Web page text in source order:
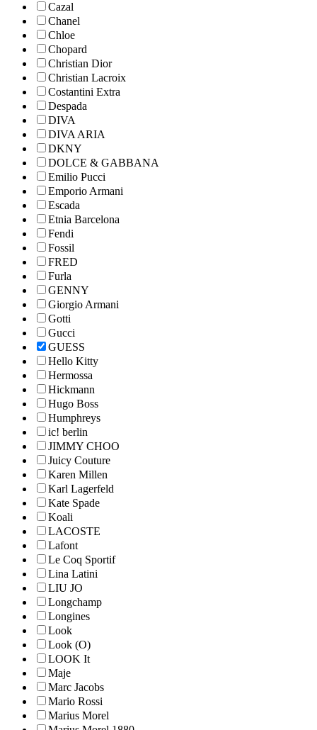
Cazal
Chanel
Chloe
Chopard
Christian Dior
Christian Lacroix
Costantini Extra
Despada
DIVA
DIVA ARIA
DKNY
DOLCE & GABBANA
Emilio Pucci
Emporio Armani
Escada
Etnia Barcelona
Fendi
Fossil
FRED
Furla
GENNY
Giorgio Armani
Gotti
Gucci
GUESS
Hello Kitty
Hermossa
Hickmann
Hugo Boss
Humphreys
ic! berlin
JIMMY CHOO
Juicy Couture
Karen Millen
Karl Lagerfeld
Kate Spade
Koali
LACOSTE
Lafont
Le Coq Sportif
Lina Latini
LIU JO
Longchamp
Longines
Look
Look (O)
LOOK It
Maje
Marc Jacobs
Mario Rossi
Marius Morel